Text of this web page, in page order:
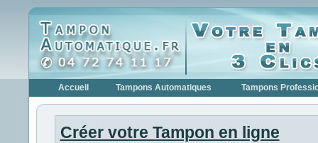
Accueil Tampons Automatiques Tampons
Créer votre Tampon en ligne